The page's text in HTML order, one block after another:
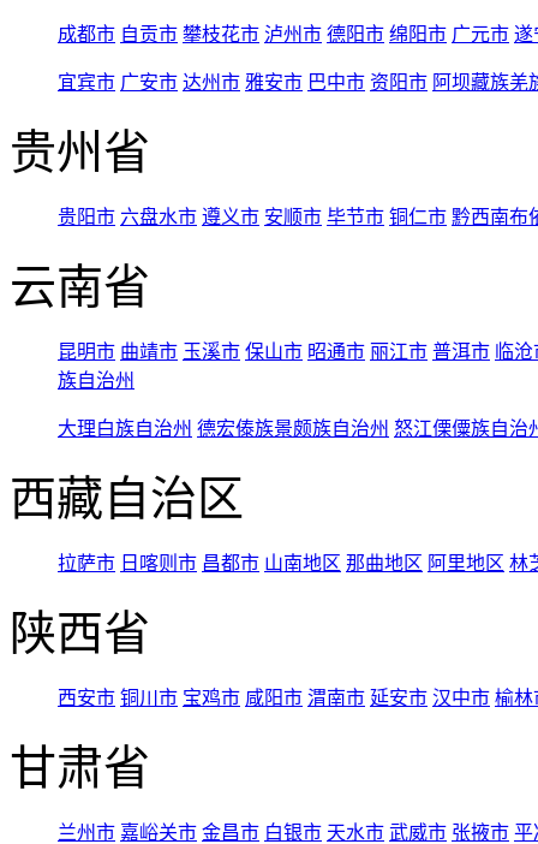
成都市 自贡市 攀枝花市 泸州市 德阳市 绵阳市 广元市 遂
宜宾市 广安市 达州市 雅安市 巴中市 资阳市 阿坝藏族羌
贵州省
贵阳市 六盘水市 遵义市 安顺市 毕节市 铜仁市 黔西南布
云南省
昆明市 曲靖市 玉溪市 保山市 昭通市 丽江市 普洱市 临
族自治州
大理白族自治州 德宏傣族景颇族自治州 怒江傈僳族自治
西藏自治区
拉萨市 日喀则市 昌都市 山南地区 那曲地区 阿里地区 林
陕西省
西安市 铜川市 宝鸡市 咸阳市 渭南市 延安市 汉中市 榆林
甘肃省
兰州市 嘉峪关市 金昌市 白银市 天水市 武威市 张掖市 平